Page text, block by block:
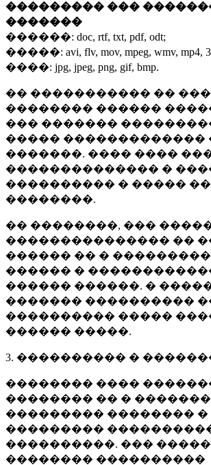
��������� ���
�������
������: doc, rtf, txt, pdf, odt;
�����: avi, flv, mov, mpeg, wmv, mp4,
����: jpg, jpeg, png, gif, bmp.
�� ����������� ��
�������� ������
��� �������
����� �������������
�������. ���� ����
�������������� �
���������� � �����
��������.
�� ��������, ���
��������������� ��
������ �� �
������ �
������ ������. �
������� ����������
���������� �����
������ �����.
3. ���������� �
�������� ����
�������� �� �
��������� �������� �
���������
����������. ���
�������� ����������